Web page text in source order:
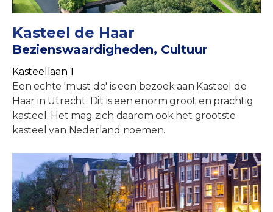
Kasteel de Haar
Bezienswaardigheden, Cultuur
Kasteellaan 1
Een echte 'must do' is een bezoek aan Kasteel de
Haar in Utrecht. Dit is een enorm groot en prachtig
kasteel. Het mag zich daarom ook het grootste
kasteel van Nederland noemen.